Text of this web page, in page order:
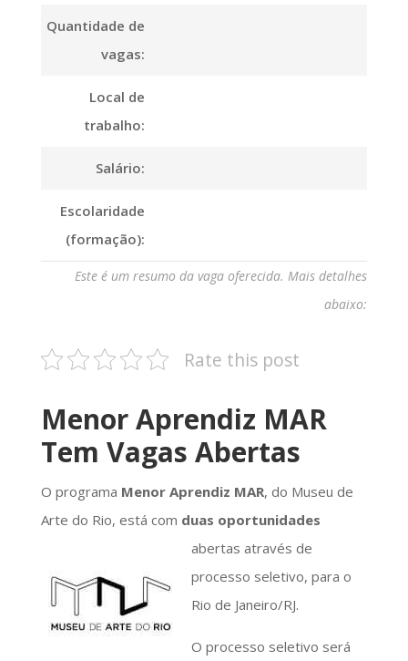
Quantidade de
vagas:
Local de
trabalho:
Salário:
Escolaridade
(formação):
Este é um resumo da vaga oferecida. Mais detalhes
abaixo:
Rate this post
Menor Aprendiz MAR
Tem Vagas Abertas
O programa Menor Aprendiz MAR, do Museu de
Arte do Rio, está com duas oportunidades
abertas através de
processo seletivo, para o
Rio de Janeiro/RJ.
O processo seletivo será